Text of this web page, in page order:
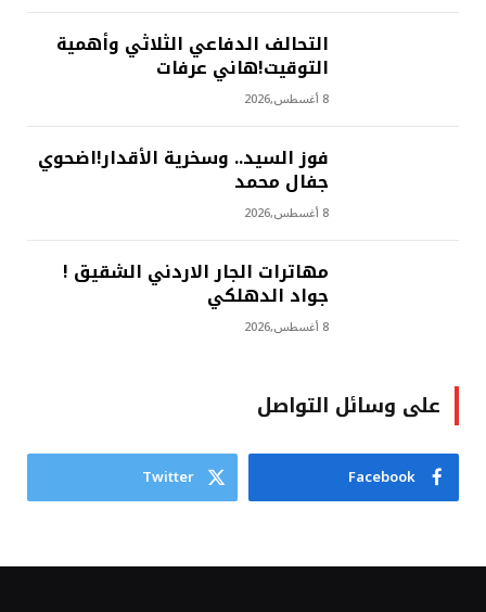
التحالف الدفاعي الثلاثي وأهمية
التوقيت!هاني عرفات
8 أغسطس,2026
فوز السيد.. وسخرية الأقدار!اضحوي
جفال محمد
8 أغسطس,2026
مهاترات الجار الاردني الشقيق !
جواد الدهلكي
8 أغسطس,2026
على وسائل التواصل
Facebook
Twitter